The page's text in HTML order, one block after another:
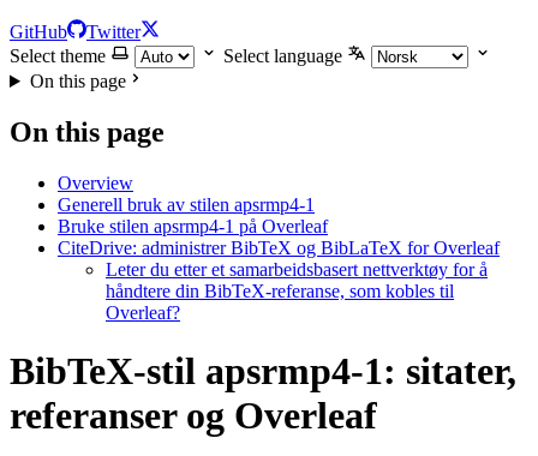
GitHub
Twitter
Select theme
Select language
On this page
On this page
Overview
Generell bruk av stilen apsrmp4-1
Bruke stilen apsrmp4-1 på Overleaf
CiteDrive: administrer BibTeX og BibLaTeX for Overleaf
Leter du etter et samarbeidsbasert nettverktøy for å
håndtere din BibTeX-referanse, som kobles til
Overleaf?
BibTeX-stil apsrmp4-1: sitater,
referanser og Overleaf